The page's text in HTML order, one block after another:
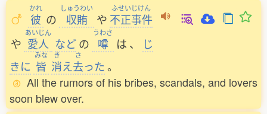
かれ
彼 の
しゅうわい
収賄 や
ふせいじけん
不正事件
や
あいじん
愛人 などの
うわさ
噂 は 、
じ
きに
みな
皆
き
消え
さ
去った。
All the rumors of his bribes, scandals, and lovers
soon blew over.